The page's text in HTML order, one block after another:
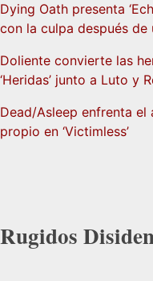
Dying Oath presenta
con la culpa después de
Doliente convierte las
‘Heridas’ junto a Luto y
Dead/Asleep enfrenta
propio en ‘Victimless’
Rugidos